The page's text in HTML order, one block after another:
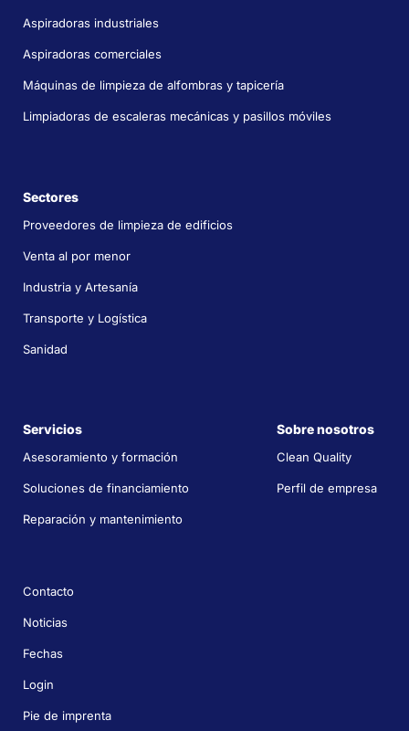
Aspiradoras industriales
Aspiradoras comerciales
Máquinas de limpieza de alfombras y tapicería
Limpiadoras de escaleras mecánicas y pasillos móviles
Sectores
Proveedores de limpieza de edificios
Venta al por menor
Industria y Artesanía
Transporte y Logística
Sanidad
Servicios
Asesoramiento y formación
Soluciones de financiamiento
Reparación y mantenimiento
Sobre nosotros
Clean Quality
Perfil de empresa
Contacto
Noticias
Fechas
Login
Pie de imprenta